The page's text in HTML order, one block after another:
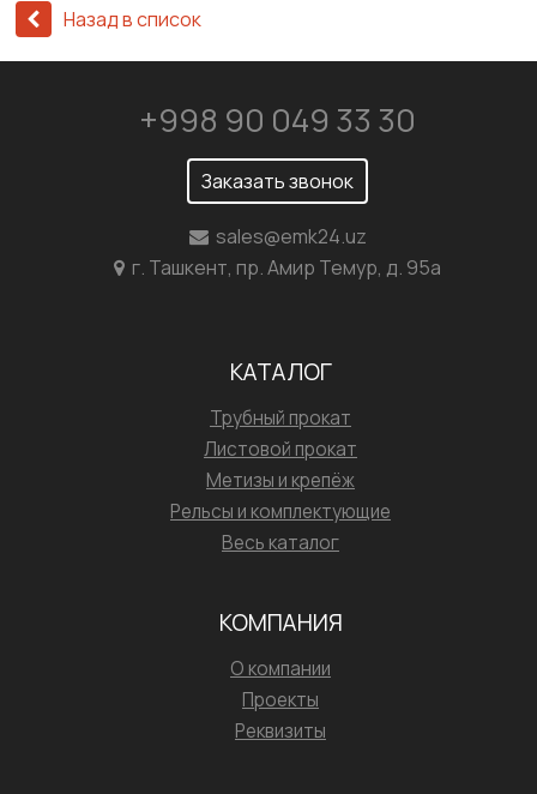
Назад в список
+998 90 049 33 30
Заказать звонок
sales@emk24.uz
г. Ташкент, пр. Амир Темур, д. 95а
КАТАЛОГ
Трубный прокат
Листовой прокат
Метизы и крепёж
Рельсы и комплектующие
Весь каталог
КОМПАНИЯ
О компании
Проекты
Реквизиты